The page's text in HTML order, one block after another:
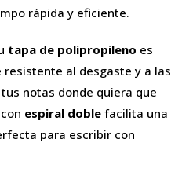
rápida y eficiente.
tapa de polipropileno es
al desgaste y a las
notas donde quiera que
espiral doble facilita una
para escribir con